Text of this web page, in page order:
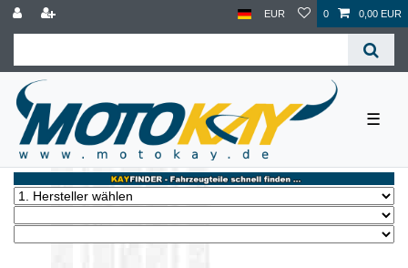
EUR 0 0,00 EUR
☰